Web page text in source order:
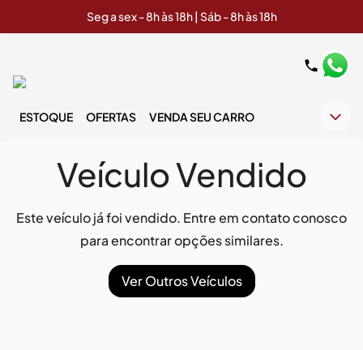
Seg a sex - 8h às 18h | Sáb - 8h às 18h
ESTOQUE OFERTAS VENDA SEU CARRO
Veículo Vendido
Este veículo já foi vendido. Entre em contato conosco
para encontrar opções similares.
Ver Outros Veículos